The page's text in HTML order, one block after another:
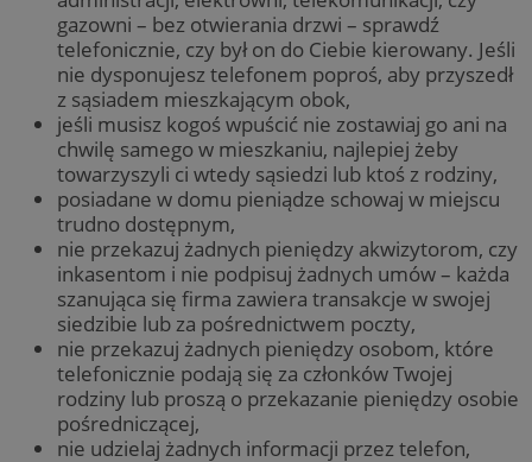
gazowni – bez otwierania drzwi – sprawdź
telefonicznie, czy był on do Ciebie kierowany. Jeśli
nie dysponujesz telefonem poproś, aby przyszedł
z sąsiadem mieszkającym obok,
jeśli musisz kogoś wpuścić nie zostawiaj go ani na
chwilę samego w mieszkaniu, najlepiej żeby
towarzyszyli ci wtedy sąsiedzi lub ktoś z rodziny,
posiadane w domu pieniądze schowaj w miejscu
trudno dostępnym,
nie przekazuj żadnych pieniędzy akwizytorom, czy
inkasentom i nie podpisuj żadnych umów – każda
szanująca się firma zawiera transakcje w swojej
siedzibie lub za pośrednictwem poczty,
nie przekazuj żadnych pieniędzy osobom, które
telefonicznie podają się za członków Twojej
rodziny lub proszą o przekazanie pieniędzy osobie
pośredniczącej,
nie udzielaj żadnych informacji przez telefon,